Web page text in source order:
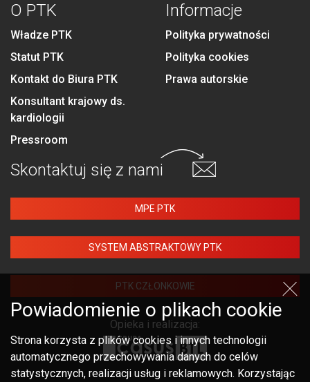
O PTK
Władze PTK
Statut PTK
Kontakt do Biura PTK
Konsultant krajowy ds.
kardiologii
Pressroom
Informacje
Polityka prywatności
Polityka cookies
Prawa autorskie
Skontaktuj się z nami
MPE PTK
SYSTEM ABSTRAKTOWY PTK
PTK CZŁONKOWIE
Opieka i realizacja:
Powiadomienie o plikach cookie
Strona korzysta z plików cookies i innych technologii
automatycznego przechowywania danych do celów
statystycznych, realizacji usług i reklamowych. Korzystając